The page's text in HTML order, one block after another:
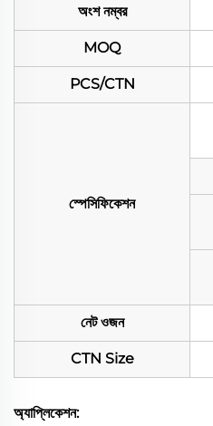
অংশ নম্বর
MOQ
PCS/CTN
স্পেসিফিকেশন
নেট ওজন
CTN Size
অ্যাপ্লিকেশন: